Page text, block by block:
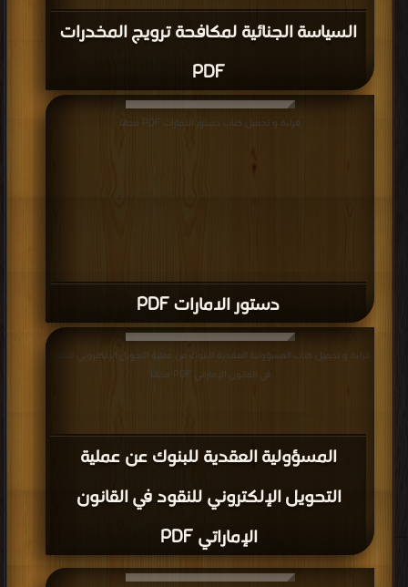
السياسة الجنائية لمكافحة ترويج المخدرات
PDF
دستور الامارات PDF
قراءة و تحميل كتاب دستور الامارات PDF مجانا
المسؤولية العقدية للبنوك عن عملية
التحويل الإلكتروني للنقود في القانون
الإماراتي PDF
قراءة و تحميل كتاب المسؤولية العقدية للبنوك عن عملية التحويل الإلكتروني للنقود
في القانون الإماراتي PDF مجانا